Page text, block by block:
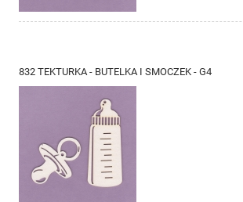
832 TEKTURKA - BUTELKA I SMOCZEK - G4